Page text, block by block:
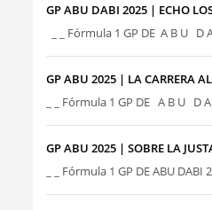
GP ABU DABI 2025 | ECHO
_ _ Fórmula 1 GP DE A B U D
GP ABU 2025 | LA CARRERA
_ _ Fórmula 1 GP DE A B U D
GP ABU 2025 | SOBRE LA
_ _ Fórmula 1 GP DE ABU DABI